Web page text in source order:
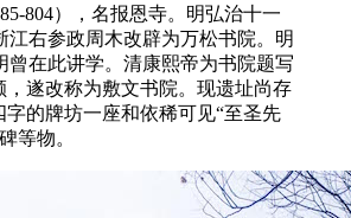
804），名报恩寺。明弘治十一
江右参政周木改辟为万松书院。明
曾在此讲学。清康熙帝为书院题写
，遂改称为敷文书院。现遗址尚存
字的牌坊一座和依稀可见“至圣先
等物。